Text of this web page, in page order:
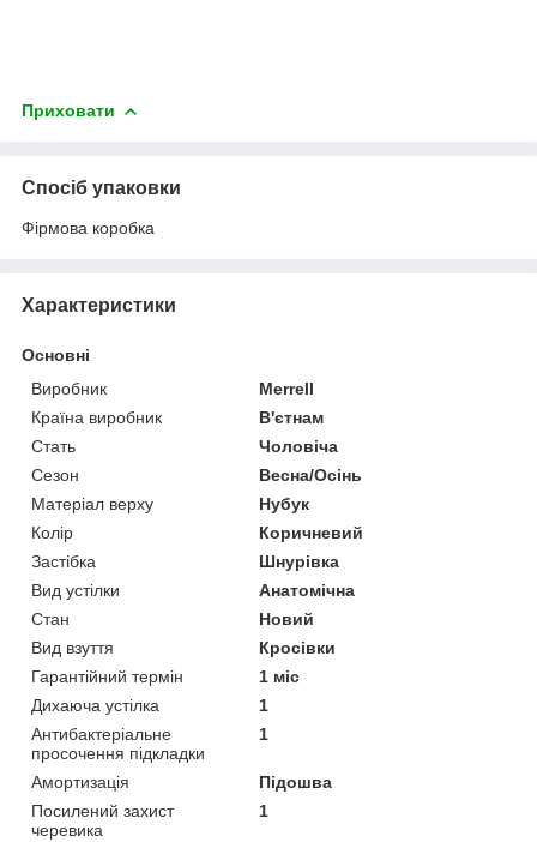
Приховати
Спосіб упаковки
Фірмова коробка
Характеристики
Основні
Виробник
Merrell
Країна виробник
В'єтнам
Стать
Чоловіча
Сезон
Весна/Осінь
Матеріал верху
Нубук
Колір
Коричневий
Застібка
Шнурівка
Вид устілки
Анатомічна
Стан
Новий
Вид взуття
Кросівки
Гарантійний термін
1 міс
Дихаюча устілка
1
Антибактеріальне
просочення підкладки
1
Амортизація
Підошва
Посилений захист
черевика
1